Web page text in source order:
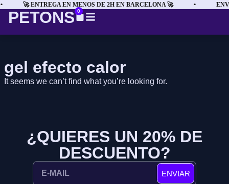
🚀 ENTREGA EN MENOS DE 2H EN BARCELONA 🚀 •
PETONS 0
gel efecto calor
It seems we can’t find what you’re looking for.
¿QUIERES UN 20% DE
DESCUENTO?
ENVIAR